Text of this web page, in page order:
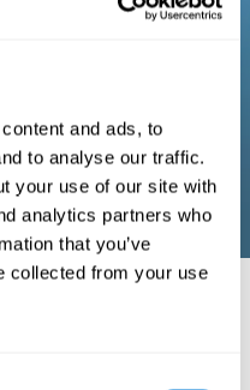
and ads, to
to analyse our traffic.
your use of our site with
analytics partners who
that you’ve
collected from your use